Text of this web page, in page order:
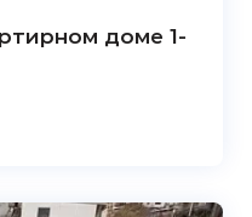
доме 1-